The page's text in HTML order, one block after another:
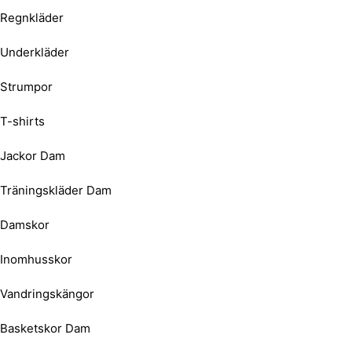
Regnkläder
Underkläder
Strumpor
T-shirts
Jackor Dam
Träningskläder Dam
Damskor
Inomhusskor
Vandringskängor
Basketskor Dam